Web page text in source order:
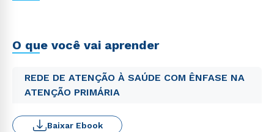
O que você vai aprender
REDE DE ATENÇÃO À SAÚDE COM ÊNFASE NA
ATENÇÃO PRIMÁRIA
Baixar Ebook